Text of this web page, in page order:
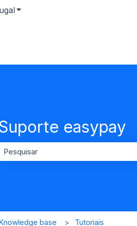
Mostrar submenu para
easypay
base Tutoriais